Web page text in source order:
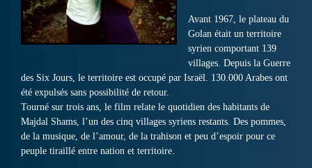
Avant 1967, le plateau du
Golan était un territoire
syrien comportant 139
villages. Depuis la Guerre
des Six Jours, le territoire est occupé par Israël. 130.000 Arabes ont
été expulsés sans possibilité de retour.
Tourné sur trois ans, le film relate le quotidien des habitants de
Majdal Shams, l’un des cinq villages syriens restants. Des pommes,
de la musique, de l’amour, de la trahison et peu d’espoir pour ce
peuple tiraillé entre nation et territoire.